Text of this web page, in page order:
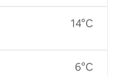
14°C
6°C